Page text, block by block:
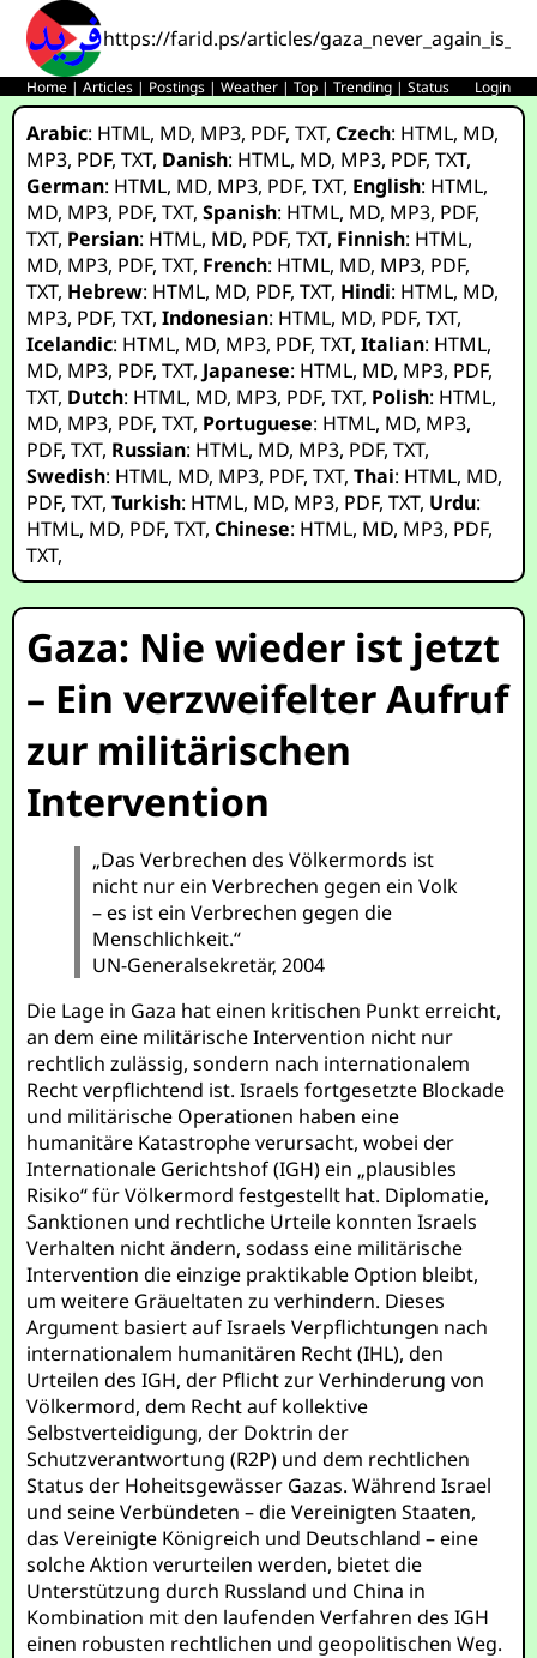
https://farid.ps/articles/
Home |Articles | Postings |Weather |Top |Trending |Status Login
Arabic: HTML, MD, MP3, PDF,TXT,Czech: HTML, MD,
MP3, PDF,TXT, Danish: HTML, MD, MP3, PDF,TXT,
German: HTML, MD, MP3, PDF,TXT, English: HTML,
MD, MP3, PDF,TXT,Spanish: HTML, MD, MP3, PDF,
TXT, Persian: HTML, MD, PDF,TXT, Finnish: HTML,
MD, MP3, PDF,TXT, French: HTML, MD, MP3, PDF,
TXT, Hebrew: HTML, MD, PDF,TXT, Hindi: HTML, MD,
MP3, PDF,TXT,Indonesian: HTML, MD, PDF,TXT,
Icelandic: HTML, MD, MP3, PDF,TXT,Italian: HTML,
MD, MP3, PDF,TXT, Japanese: HTML, MD, MP3, PDF,
TXT, Dutch: HTML, MD, MP3, PDF,TXT, Polish: HTML,
MD, MP3, PDF,TXT, Portuguese: HTML, MD, MP3,
PDF,TXT, Russian: HTML, MD, MP3, PDF,TXT,
Swedish: HTML, MD, MP3, PDF,TXT,Thai: HTML, MD,
PDF,TXT,Turkish: HTML, MD, MP3, PDF,TXT, Urdu:
HTML, MD, PDF,TXT,Chinese: HTML, MD, MP3, PDF,
TXT,
Gaza: Nie wieder ist jetzt
– Ein verzweifelter Aufruf
zur militärischen
Intervention
„Das Verbrechen des Völkermords ist
nicht nur ein Verbrechen gegen ein Volk
– es ist ein Verbrechen gegen die
Menschlichkeit.“
UN-Generalsekretär, 2004
Die Lage in Gaza hat einen kritischen Punkt erreicht,
an dem eine militärische Intervention nicht nur
rechtlich zulässig, sondern nach internationalem
Recht verpflichtend ist. Israels fortgesetzte Blockade
und militärische Operationen haben eine
humanitäre Katastrophe verursacht, wobei der
Internationale Gerichtshof (IGH) ein „plausibles
Risiko“ für Völkermord festgestellt hat. Diplomatie,
Sanktionen und rechtliche Urteile konnten Israels
Verhalten nicht ändern, sodass eine militärische
Intervention die einzige praktikable Option bleibt,
um weitere Gräueltaten zu verhindern. Dieses
Argument basiert auf Israels Verpflichtungen nach
internationalem humanitären Recht (IHL), den
Urteilen des IGH, der Pflicht zur Verhinderung von
Völkermord, dem Recht auf kollektive
Selbstverteidigung, der Doktrin der
Schutzverantwortung (R2P) und dem rechtlichen
Status der Hoheitsgewässer Gazas. Während Israel
und seine Verbündeten – die Vereinigten Staaten,
das Vereinigte Königreich und Deutschland – eine
solche Aktion verurteilen werden, bietet die
Unterstützung durch Russland und China in
Kombination mit den laufenden Verfahren des IGH
einen robusten rechtlichen und geopolitischen Weg.